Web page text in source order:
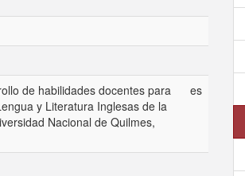
de habilidades docentes para
y Literatura Inglesas de la
Nacional de Quilmes,
es